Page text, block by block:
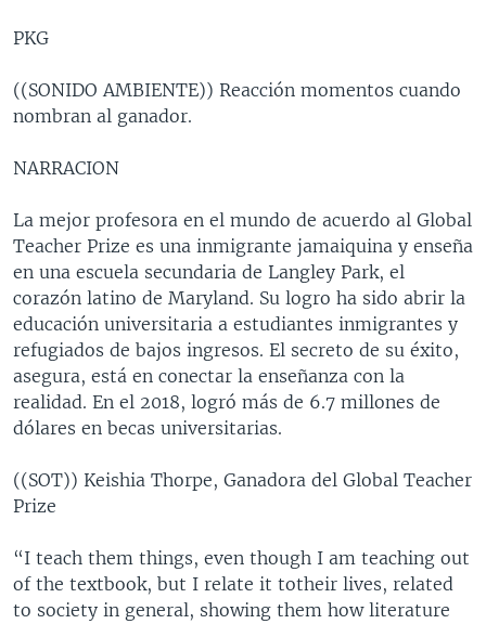
PKG
((SONIDO AMBIENTE)) Reacción momentos cuando
nombran al ganador.
NARRACION
La mejor profesora en el mundo de acuerdo al Global
Teacher Prize es una inmigrante jamaiquina y enseña
en una escuela secundaria de Langley Park, el
corazón latino de Maryland. Su logro ha sido abrir la
educación universitaria a estudiantes inmigrantes y
refugiados de bajos ingresos. El secreto de su éxito,
asegura, está en conectar la enseñanza con la
realidad. En el 2018, logró más de 6.7 millones de
dólares en becas universitarias.
((SOT)) Keishia Thorpe, Ganadora del Global Teacher
Prize
“I teach them things, even though I am teaching out
of the textbook, but I relate it totheir lives, related
to society in general, showing them how literature